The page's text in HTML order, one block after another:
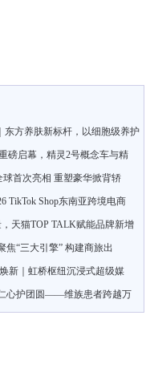
东方养肤新标杆，以细胞级养护
磅启幕，精灵2号概念车与精
球首次亮相 重塑豪华掀背轿
TikTok Shop东南亚跨境电商
天猫TOP TALK赋能品牌新增
焦“三大引擎” 构建商旅出
新｜虹桥枢纽沉浸式超级媒
心护团圆——维族患者跨越万